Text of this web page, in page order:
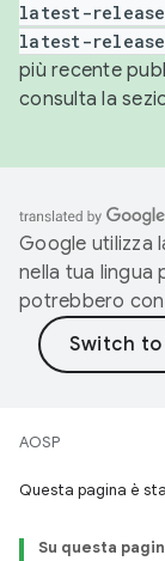
latest-release
latest-release
più recente
consulta la
Google utilizza
nella tua lingua
potrebbero
AOSP
Questa pagina è
Su questa